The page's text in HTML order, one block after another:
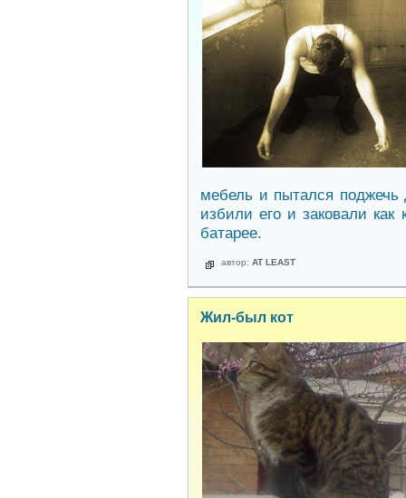
мебель и пытался
избили его и заковали как
батарее.
автор: AT LEAST
Жил-был кот